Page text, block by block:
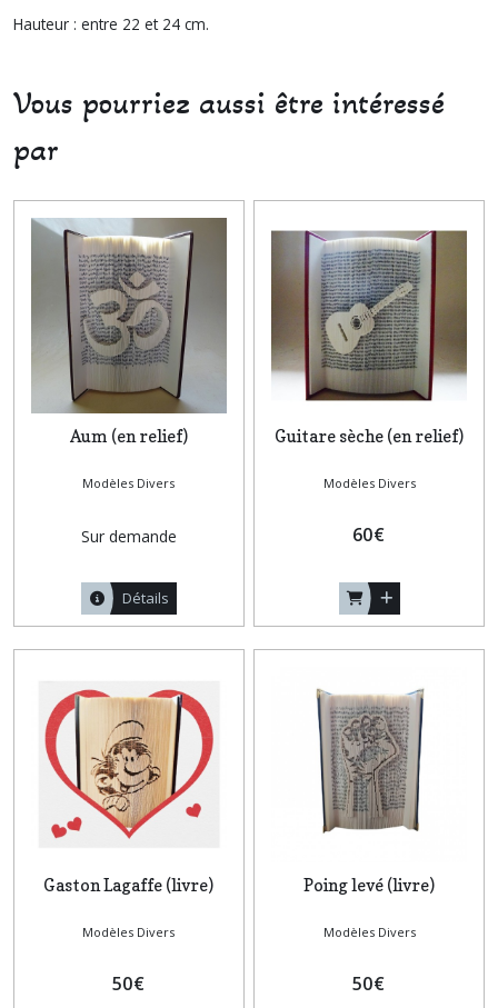
Hauteur : entre 22 et 24 cm.
Vous pourriez aussi être intéressé
par
Aum (en relief)
Modèles Divers
Sur demande
Détails
Guitare sèche (en relief)
Modèles Divers
60€
Gaston Lagaffe (livre)
Modèles Divers
50€
Poing levé (livre)
Modèles Divers
50€